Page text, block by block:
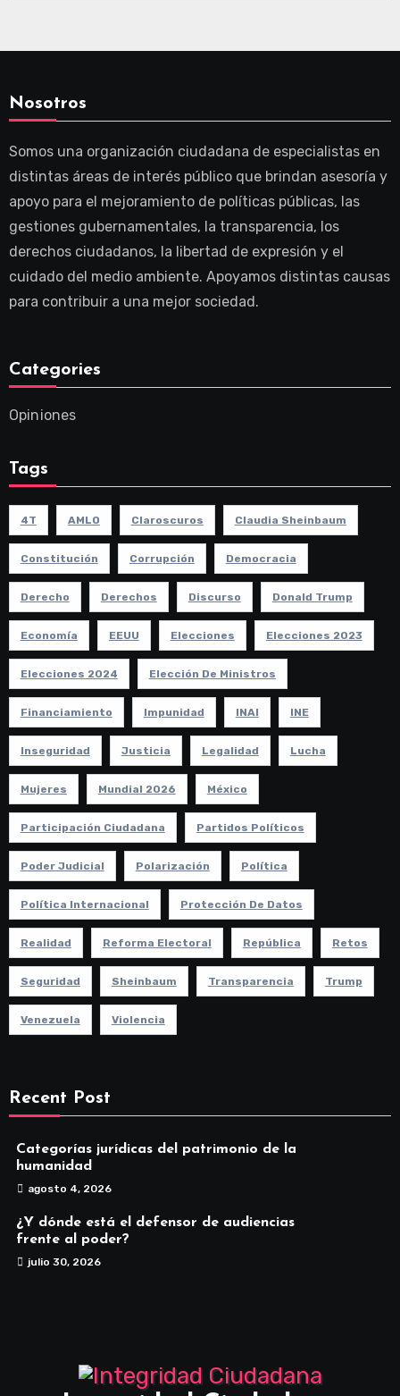
Nosotros
Somos una organización ciudadana de especialistas en
distintas áreas de interés público que brindan asesoría y
apoyo para el mejoramiento de políticas públicas, las
gestiones gubernamentales, la transparencia, los
derechos ciudadanos, la libertad de expresión y el
cuidado del medio ambiente. Apoyamos distintas causas
para contribuir a una mejor sociedad.
Categories
Opiniones
Tags
4T AMLO Claroscuros Claudia Sheinbaum
Constitución Corrupción Democracia
Derecho Derechos Discurso Donald Trump
Economía EEUU Elecciones Elecciones 2023
Elecciones 2024 Elección De Ministros
Financiamiento Impunidad INAI INE
Inseguridad Justicia Legalidad Lucha
Mujeres Mundial 2026 México
Participación Ciudadana Partidos Políticos
Poder Judicial Polarización Política
Política Internacional Protección De Datos
Realidad Reforma Electoral República Retos
Seguridad Sheinbaum Transparencia Trump
Venezuela Violencia
Recent Post
Categorías jurídicas del patrimonio de la
humanidad
agosto 4, 2026
¿Y dónde está el defensor de audiencias
frente al poder?
julio 30, 2026